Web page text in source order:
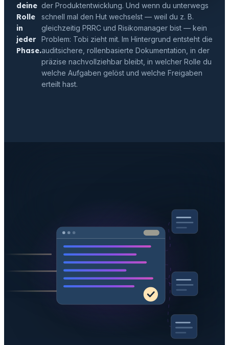
deine
Rolle
in
jeder
Phase.
der Produktentwicklung. Und wenn du unterwegs
schnell mal den Hut wechselst — weil du z. B.
gleichzeitig PRRC und Risikomanager bist — kein
Problem: Tobi zieht mit. Im Hintergrund entsteht die
auditsichere, rollenbasierte Dokumentation, in der
präzise nachvollziehbar bleibt, in welcher Rolle du
welche Aufgaben gelöst und welche Freigaben
erteilt hast.